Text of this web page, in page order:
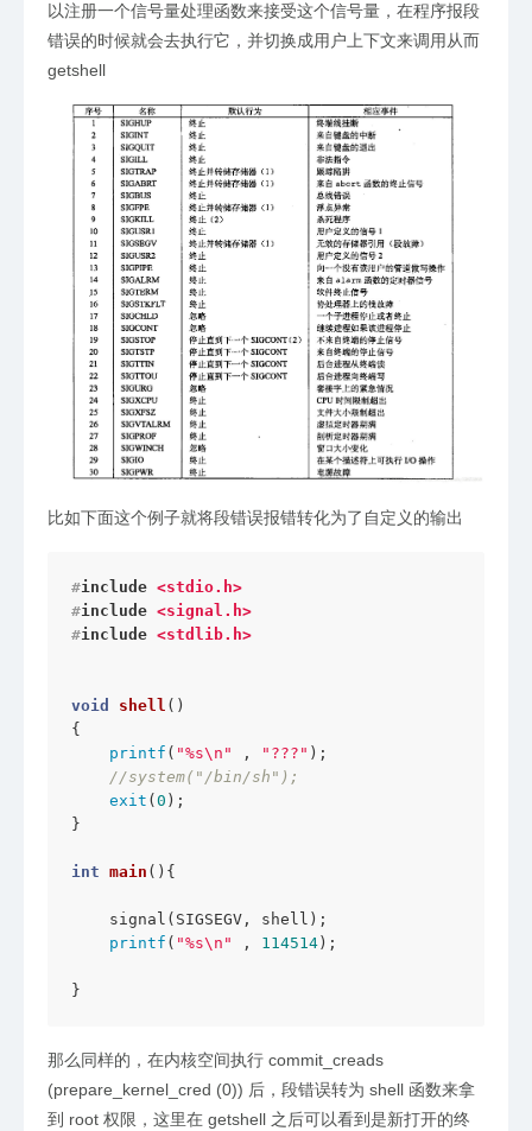
以注册一个信号量处理函数来接受这个信号量，在程序报段
错误的时候就会去执行它，并切换成用户上下文来调用从而
getshell
比如下面这个例子就将段错误报错转化为了自定义的输出
#include <stdio.h>
#include <signal.h>
#include <stdlib.h>
void shell ()
{
printf ( "%s\n" , "???" );
//system("/bin/sh");
exit ( 0 );
}
int main () {
    signal(SIGSEGV, shell);
printf ( "%s\n" , 114514 );
}
那么同样的，在内核空间执行 commit_creads
(prepare_kernel_cred (0)) 后，段错误转为 shell 函数来拿
到 root 权限，这里在 getshell 之后可以看到是新打开的终